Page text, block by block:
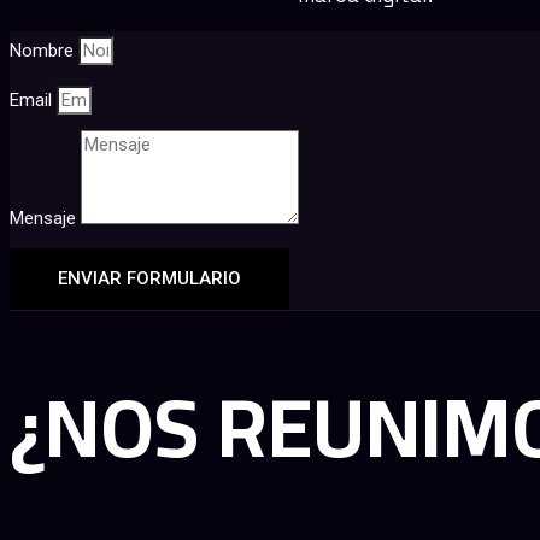
Nombre
Email
Mensaje
ENVIAR FORMULARIO
¿NOS